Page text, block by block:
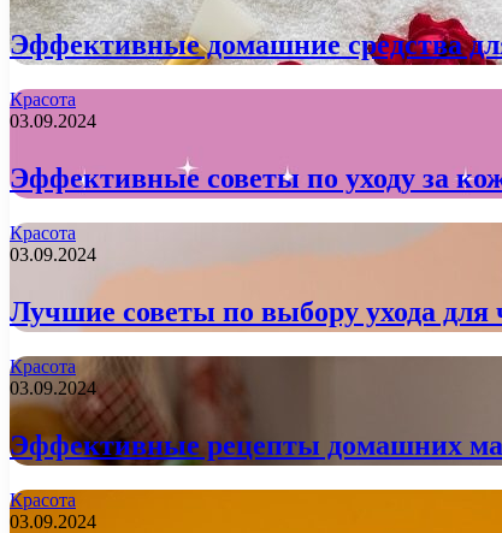
Эффективные домашние средства
Красота
03.09.2024
Эффективные советы по уходу за
Красота
03.09.2024
Лучшие советы по выбору ухода для
Красота
03.09.2024
Эффективные рецепты домашних
Красота
03.09.2024